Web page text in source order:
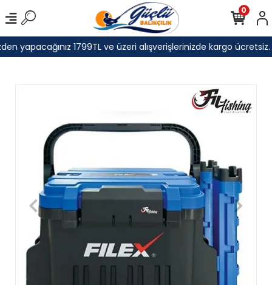
yapacağınız 1799TL ve üzeri alışverişlerinizde kargo ücretsiz.
0